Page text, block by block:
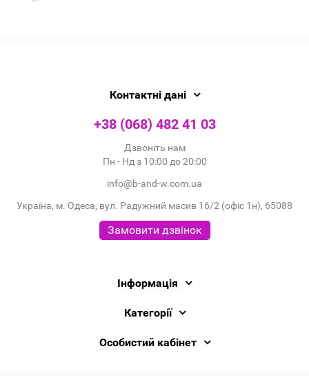
Контактні дані
+38 (068) 482 41 03
Дзвоніть нам
Пн - Нд з 10:00 до 20:00
info@b-and-w.com.ua
Україна, м. Одеса, вул. Радужний масив 16/2 (офіс 1н), 65088
Замовити дзвінок
Інформація
Категорії
Особистий кабінет